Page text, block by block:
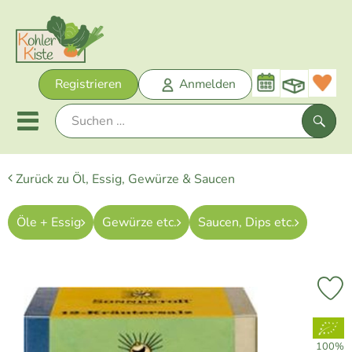
Registrieren Anmelden
Mobiles Menu öffnen oder
Unsere Biokisten
Neu im Sortiment
Bäckerei
Zurück zu Öl, Essig, Gewürze & Saucen
Öle + Essig Gewürze etc. Saucen, Dips etc.
, Verband:
100%